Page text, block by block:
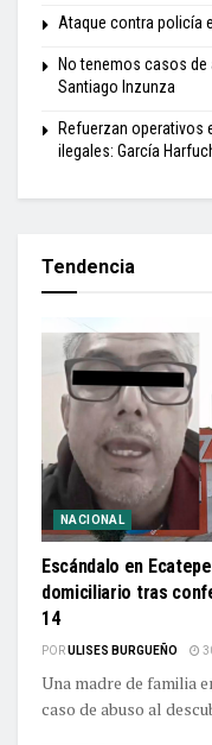
Ataque contra policía
No tenemos casos
Santiago Inzunza
Refuerzan operativos
ilegales: García
Tendencia
NACIONAL
Escándalo en
domiciliario tras
14
PORULISES BURGUEÑO
Una madre de familia
caso de abuso al